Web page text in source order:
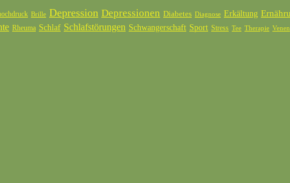
Brille Depression Depressionen Diabetes Diagnose Erkältung
Rheuma Schlaf Schlafstörungen Schwangerschaft Sport Stress Tee Therapie Venen